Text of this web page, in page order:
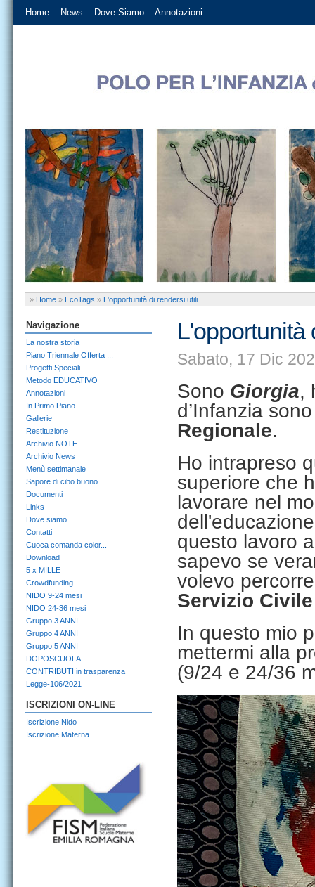
Home :: News :: Dove Siamo :: Annotazioni
» Home » EcoTags » L'opportunità di rendersi utili
L'opportunità
Sabato, 17 Dic
Sono Giorgia,
d’Infanzia
Regionale.
Ho intrapreso
superiore che
lavorare nel
questo lavoro
sapevo se
volevo
Servizio Civile
In questo mio
mettermi alla
(9/24 e 24/36
Navigazione
La nostra storia
Piano Triennale Offerta ...
Progetti Speciali
Metodo EDUCATIVO
Annotazioni
In Primo Piano
Gallerie
Restituzione
Archivio NOTE
Archivio News
Menù settimanale
Sapore di cibo buono
Documenti
Links
Dove siamo
Contatti
Cuoca comanda color...
Download
5 x MILLE
Crowdfunding
NIDO 9-24 mesi
NIDO 24-36 mesi
Gruppo 3 ANNI
Gruppo 4 ANNI
Gruppo 5 ANNI
DOPOSCUOLA
CONTRIBUTI in trasparenza
Legge-106/2021
ISCRIZIONI ON-LINE
Iscrizione Nido
Iscrizione Materna